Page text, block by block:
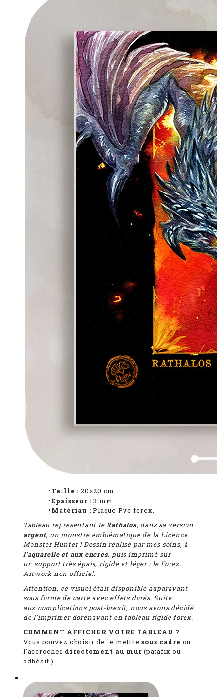
•Taille : 20x20 cm
•Épaisseur : 3 mm
•Matériau : Plaque Pvc forex.
Tableau représentant le Rathalos, dans sa version
argent, un monstre emblématique de la Licence
Monster Hunter ! Dessin réalisé par mes soins, à
l'aquarelle et aux encres, puis imprimé sur
un support très épais, rigide et léger : le Forex.
Artwork non officiel.
Attention, ce visuel était disponible auparavant
sous forme de carte avec effets dorés. Suite
aux complications post-brexit, nous avons décidé
de l'imprimer dorénavant en tableau rigide forex.
COMMENT AFFICHER VOTRE TABLEAU ?
Vous pouvez choisir de le mettre sous cadre ou
l'accrocher directement au mur (patafix ou
adhésif.).